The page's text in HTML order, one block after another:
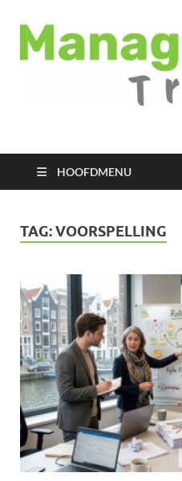
HOOFDMENU
TAG:VOORSPELLING